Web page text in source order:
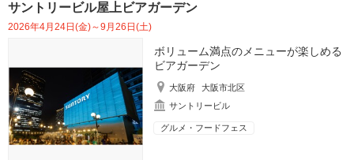
サントリービル屋上ビアガーデン
2026年4月24日(金)～9月26日(土)
ボリューム満点のメニューが楽しめる
ビアガーデン
大阪府
大阪市北区
サントリービル
グルメ・フードフェス